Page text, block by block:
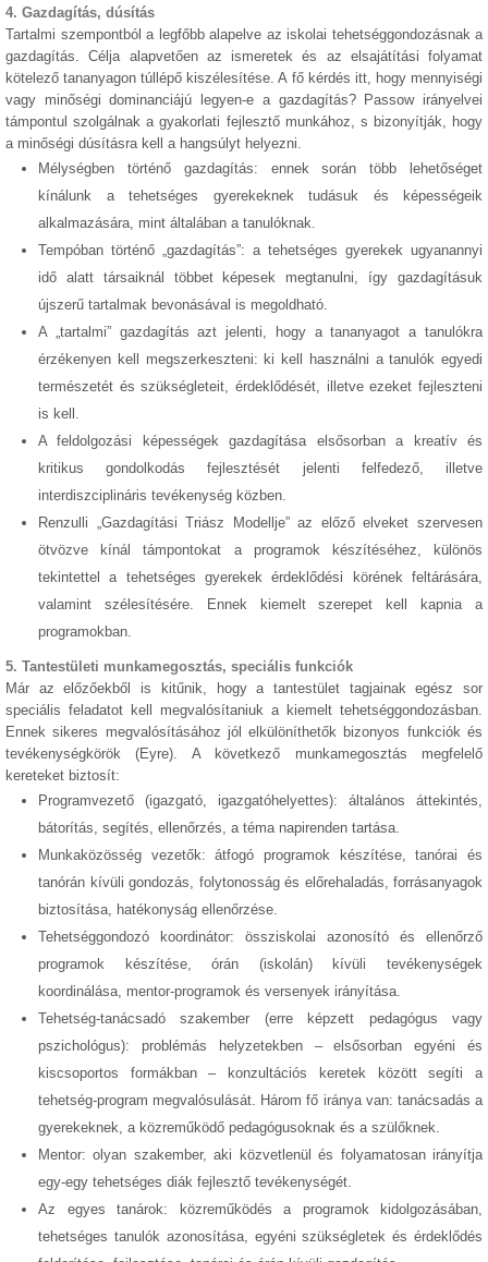
4. Gazdagítás, dúsítás
Tartalmi szempontból a legfőbb alapelve az iskolai tehetséggondozásnak a
gazdagítás. Célja alapvetően az ismeretek és az elsajátítási folyamat
kötelező tananyagon túllépő kiszélesítése. A fő kérdés itt, hogy mennyiségi
vagy minőségi dominanciájú legyen-e a gazdagítás? Passow irányelvei
támpontul szolgálnak a gyakorlati fejlesztő munkához, s bizonyítják, hogy
a minőségi dúsításra kell a hangsúlyt helyezni.
Mélységben történő gazdagítás: ennek során több lehetőséget
kínálunk a tehetséges gyerekeknek tudásuk és képességeik
alkalmazására, mint általában a tanulóknak.
Tempóban történő „gazdagítás”: a tehetséges gyerekek ugyanannyi
idő alatt társaiknál többet képesek megtanulni, így gazdagításuk
újszerű tartalmak bevonásával is megoldható.
A „tartalmi” gazdagítás azt jelenti, hogy a tananyagot a tanulókra
érzékenyen kell megszerkeszteni: ki kell használni a tanulók egyedi
természetét és szükségleteit, érdeklődését, illetve ezeket fejleszteni
is kell.
A feldolgozási képességek gazdagítása elsősorban a kreatív és
kritikus gondolkodás fejlesztését jelenti felfedező, illetve
interdiszciplináris tevékenység közben.
Renzulli „Gazdagítási Triász Modellje” az előző elveket szervesen
ötvözve kínál támpontokat a programok készítéséhez, különös
tekintettel a tehetséges gyerekek érdeklődési körének feltárására,
valamint szélesítésére. Ennek kiemelt szerepet kell kapnia a
programokban.
5. Tantestületi munkamegosztás, speciális funkciók
Már az előzőekből is kitűnik, hogy a tantestület tagjainak egész sor
speciális feladatot kell megvalósítaniuk a kiemelt tehetséggondozásban.
Ennek sikeres megvalósításához jól elkülöníthetők bizonyos funkciók és
tevékenységkörök (Eyre). A következő munkamegosztás megfelelő
kereteket biztosít:
Programvezető (igazgató, igazgatóhelyettes): általános áttekintés,
bátorítás, segítés, ellenőrzés, a téma napirenden tartása.
Munkaközösség vezetők: átfogó programok készítése, tanórai és
tanórán kívüli gondozás, folytonosság és előrehaladás, forrásanyagok
biztosítása, hatékonyság ellenőrzése.
Tehetséggondozó koordinátor: össziskolai azonosító és ellenőrző
programok készítése, órán (iskolán) kívüli tevékenységek
koordinálása, mentor-programok és versenyek irányítása.
Tehetség-tanácsadó szakember (erre képzett pedagógus vagy
pszichológus): problémás helyzetekben – elsősorban egyéni és
kiscsoportos formákban – konzultációs keretek között segíti a
tehetség-program megvalósulását. Három fő iránya van: tanácsadás a
gyerekeknek, a közreműködő pedagógusoknak és a szülőknek.
Mentor: olyan szakember, aki közvetlenül és folyamatosan irányítja
egy-egy tehetséges diák fejlesztő tevékenységét.
Az egyes tanárok: közreműködés a programok kidolgozásában,
tehetséges tanulók azonosítása, egyéni szükségletek és érdeklődés